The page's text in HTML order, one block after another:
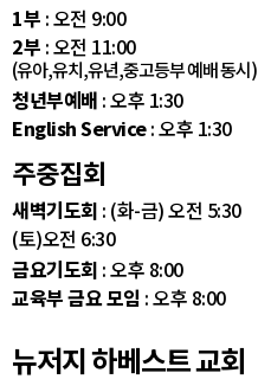
1부 : 오전 9:00
2부 : 오전 11:00
(유아,유치,유년,중고등부 예배 동시)
청년부예배 : 오후 1:30
English Service: 오후 1:30
주중집회
새벽기도회 : (화-금) 오전 5:30
(토)오전 6:30
금요기도회 : 오후 8:00
교육부 금요 모임 : 오후 8:00
뉴저지 하베스트 교회